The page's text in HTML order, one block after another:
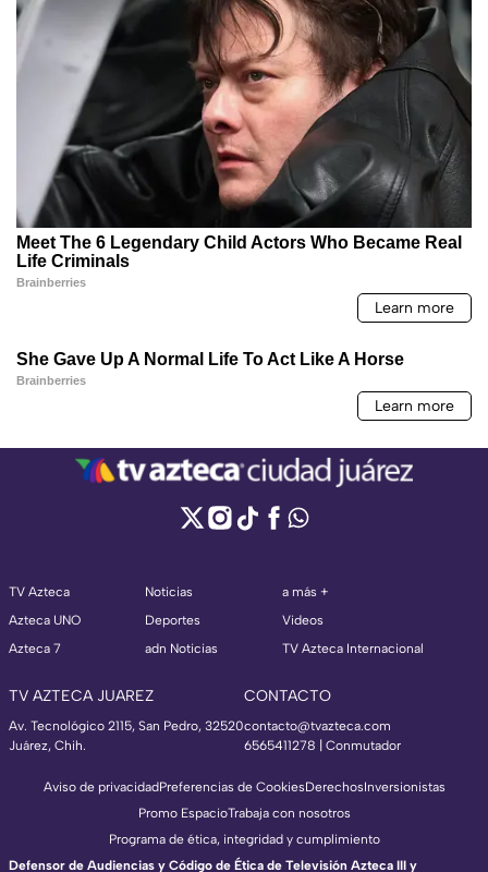
TV Azteca
Azteca UNO
Azteca 7
Noticias
Deportes
adn Noticias
a más +
Videos
TV Azteca Internacional
TV AZTECA JUAREZ
Av. Tecnológico 2115, San Pedro, 32520
Juárez, Chih.
CONTACTO
contacto@tvazteca.com
6565411278 | Conmutador
Aviso de privacidadPreferencias de CookiesDerechosInversionistas
Promo EspacioTrabaja con nosotros
Programa de ética, integridad y cumplimiento
Defensor de Audiencias y Código de Ética de Televisión Azteca III y